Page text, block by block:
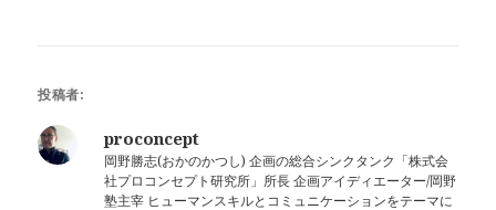
投稿者:
proconcept
岡野勝志(おかのかつし) 企画の総合シンクタンク「株式会
社プロコンセプト研究所」所長 企画アイディエーター/岡野
塾主宰 ヒューマンスキルとコミュニケーションをテーマに